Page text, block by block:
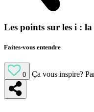
Les points sur les i :
Faites-vous entendre
0 Ça vous inspire?